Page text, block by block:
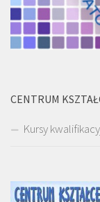
CENTRUM
Kursy